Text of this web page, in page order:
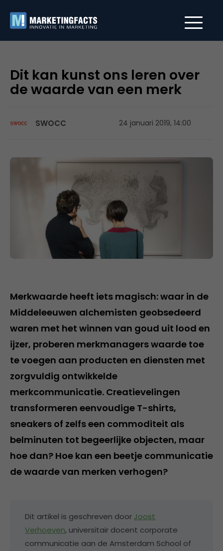
Dit kan kunst ons leren over
de waarde van een merk
SWOCC 24 januari 2019, 14:00
Merkwaarde heeft iets magisch: waar in de
Middeleeuwen alchemisten geobsedeerd
waren met het winnen van goud uit lood en
ijzer, proberen merkmanagers waarde toe
te voegen aan producten en diensten met
zorgvuldig ontwikkelde
merkcommunicatie. Creatievelingen
transformeren eenvoudige T-shirts,
sneakers of zelfs een commoditeit als
belminuten tot begeerlijke objecten, maar
hoe dan? Hoe kan een beetje communicatie
de waarde van merken verhogen?
Dit artikel is geschreven door Joost
Verhoeven, universitair docent corporate
communicatie aan de Amsterdam School of